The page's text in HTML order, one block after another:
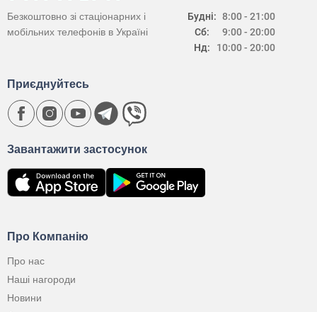
Будні:
Сб:
Нд:
8:00 - 21:00
9:00 - 20:00
10:00 - 20:00
Безкоштовно зі стаціонарних і
мобільних телефонів в Україні
Про Компанію
Про нас
Наші нагороди
Новини
Завантажити застосунок
Приєднуйтесь